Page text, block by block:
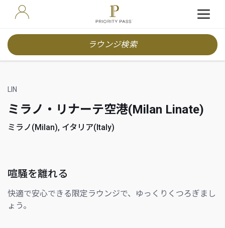
ラウンジ検索
LIN
ミラノ・リナーテ空港(Milan Linate)
ミラノ(Milan), イタリア(Italy)
喧騒を離れる
快適で安心できる限定ラウンジで、ゆっくりくつろぎまし
ょう。